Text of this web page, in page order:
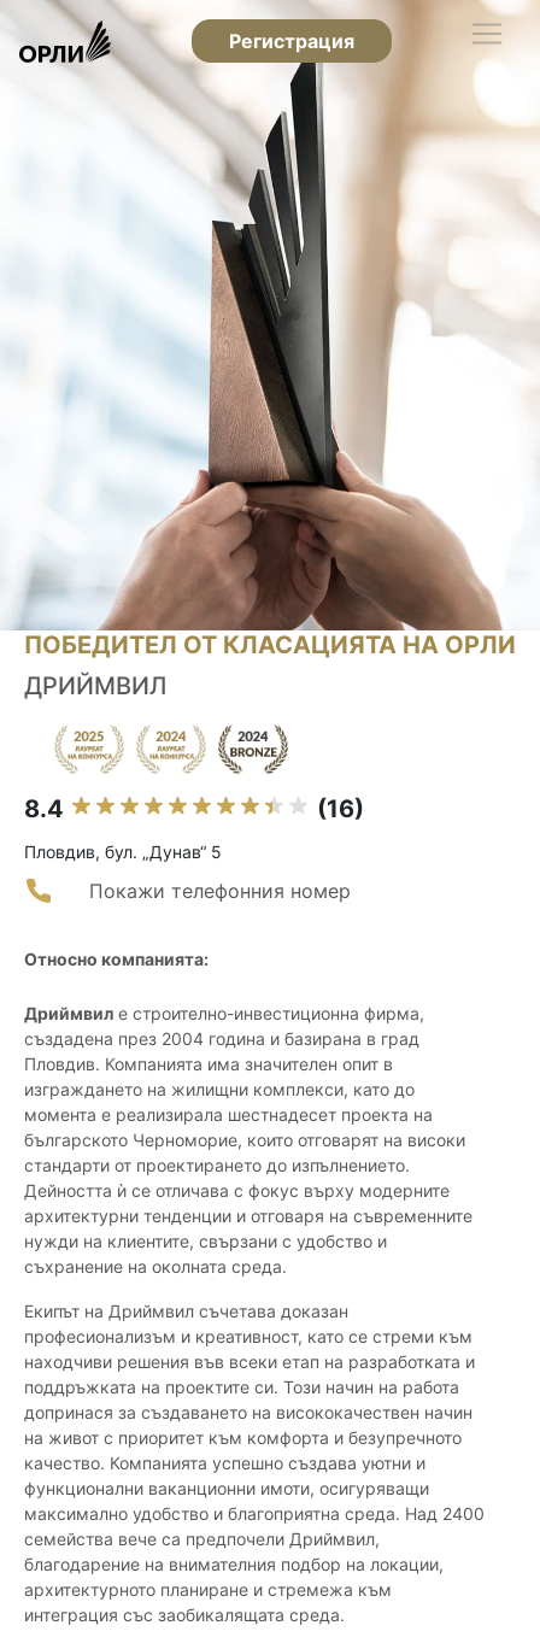
Регистрация
ПОБЕДИТЕЛ ОТ КЛАСАЦИЯТА НА ОРЛИ
ДРИЙМВИЛ
8.4 (16)
Пловдив, бул. „Дунав“ 5
Покажи телефонния номер
Относно компанията:
Дриймвил е строително-инвестиционна фирма,
създадена през 2004 година и базирана в град
Пловдив. Компанията има значителен опит в
изграждането на жилищни комплекси, като до
момента е реализирала шестнадесет проекта на
българското Черноморие, които отговарят на високи
стандарти от проектирането до изпълнението.
Дейността ѝ се отличава с фокус върху модерните
архитектурни тенденции и отговаря на съвременните
нужди на клиентите, свързани с удобство и
съхранение на околната среда.
Екипът на Дриймвил съчетава доказан
професионализъм и креативност, като се стреми към
находчиви решения във всеки етап на разработката и
поддръжката на проектите си. Този начин на работа
допринася за създаването на висококачествен начин
на живот с приоритет към комфорта и безупречното
качество. Компанията успешно създава уютни и
функционални ваканционни имоти, осигуряващи
максимално удобство и благоприятна среда. Над 2400
семейства вече са предпочели Дриймвил,
благодарение на внимателния подбор на локации,
архитектурното планиране и стремежа към
интеграция със заобикалящата среда.